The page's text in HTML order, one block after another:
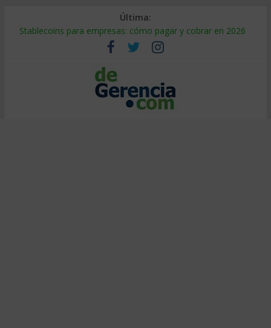
Última:
Stablecoins para empresas: cómo pagar y cobrar en 2026
Despido silencioso: qué es y por qué sale tan caro
IA en selección de personal: cómo auditarla a tiempo
Trabajo forzoso en la cadena de suministro: qué hacer
Mercado hispano de EE. UU.: cómo segmentarlo y venderle